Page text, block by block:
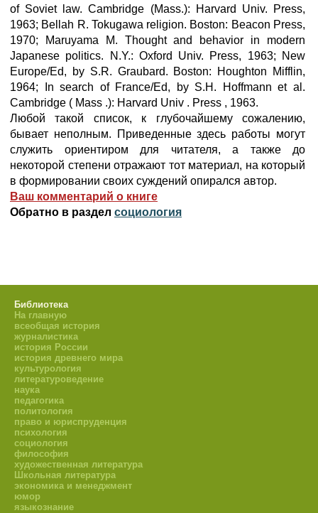
of Soviet law. Cambridge (Mass.): Harvard Univ. Press,
1963; Bellah R. Tokugawa religion. Boston: Beacon Press,
1970; Maruyama M. Thought and behavior in modern
Japanese politics. N.Y.: Oxford Univ. Press, 1963; New
Europe/Ed, by S.R. Graubard. Boston: Houghton Mifflin,
1964; In search of France/Ed, by S.H. Hoffmann et al.
Cambridge ( Mass .): Harvard Univ . Press , 1963.
Любой такой список, к глубочайшему сожалению,
бывает неполным. Приведенные здесь работы могут
служить ориентиром для читателя, а также до
некоторой степени отражают тот материал, на который
в формировании своих суждений опирался автор.
Ваш комментарий о книге
Обратно в раздел социология
Библиотека
На главную
всеобщая история
журналистика
история России
история древнего мира
культурология
литературоведение
наука
педагогика
политология
право и юриспруденция
психология
социология
философия
художественная литература
Школьная литература
экономика и менеджмент
юмор
языкознание